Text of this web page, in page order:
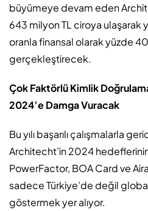
büyümeye devam eden
643 milyon TL ciroya ulaşarak
oranla finansal olarak yüzde
gerçekleştirecek.
Çok Faktörlü Kimlik
2024’e Damga Vuracak
Bu yılı başarılı çalışmalarla
Architecht’in 2024 hedeflerinin
PowerFactor, BOA Card ve
sadece Türkiye’de değil
göstermek yer alıyor.